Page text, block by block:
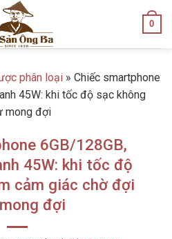
0
phân loại » Chiếc smartphone
45W: khi tốc độ sạc không
mong đợi
6GB/128GB,
45W: khi tốc độ
cảm giác chờ đợi
đợi